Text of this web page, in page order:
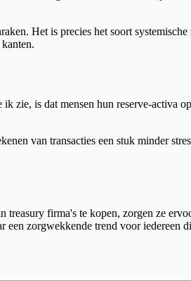
Het is precies het soort
zie, is dat mensen hun reserve-activa
van transacties een stuk minder
firma's te kopen, zorgen ze
een zorgwekkende trend voor iedereen